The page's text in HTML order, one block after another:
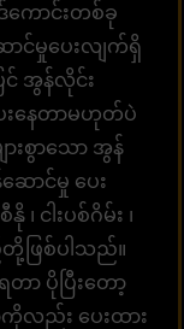
ကောင်းတစ်ခု
ာင်မှုပေးလျက်ရှိ
င် အွန်လိုင်း
းနေတာမဟုတ်ပဲ
းစွာသော အွန်
ောင်မှု ပေး
ငါးပစ်ဂိမ်း ၊
ဖြစ်ပါသည်။
ာ ပိုပြီးတော့
ကိုလည်း ပေးထား